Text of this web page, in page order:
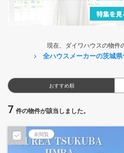
現在、ダイワハウスの物件
全ハウスメーカーの茨城
おすすめ順
7 件の物件が該当しました。
未閲覧